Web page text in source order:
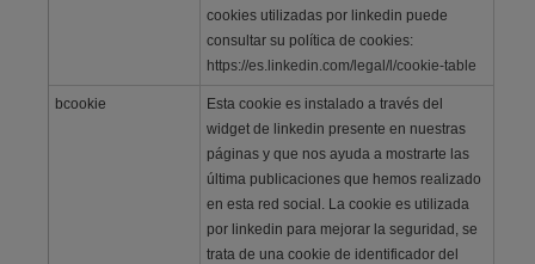
cookies utilizadas por linkedin puede
consultar su política de cookies:
https://es.linkedin.com/legal/l/cookie-table
bcookie
Esta cookie es instalado a través del
widget de linkedin presente en nuestras
páginas y que nos ayuda a mostrarte las
última publicaciones que hemos realizado
en esta red social. La cookie es utilizada
por linkedin para mejorar la seguridad, se
trata de una cookie de identificador del